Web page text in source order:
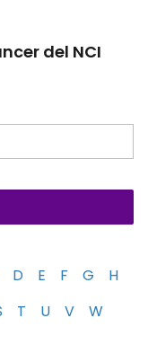
del NCI
D E F G
H
T U V
W